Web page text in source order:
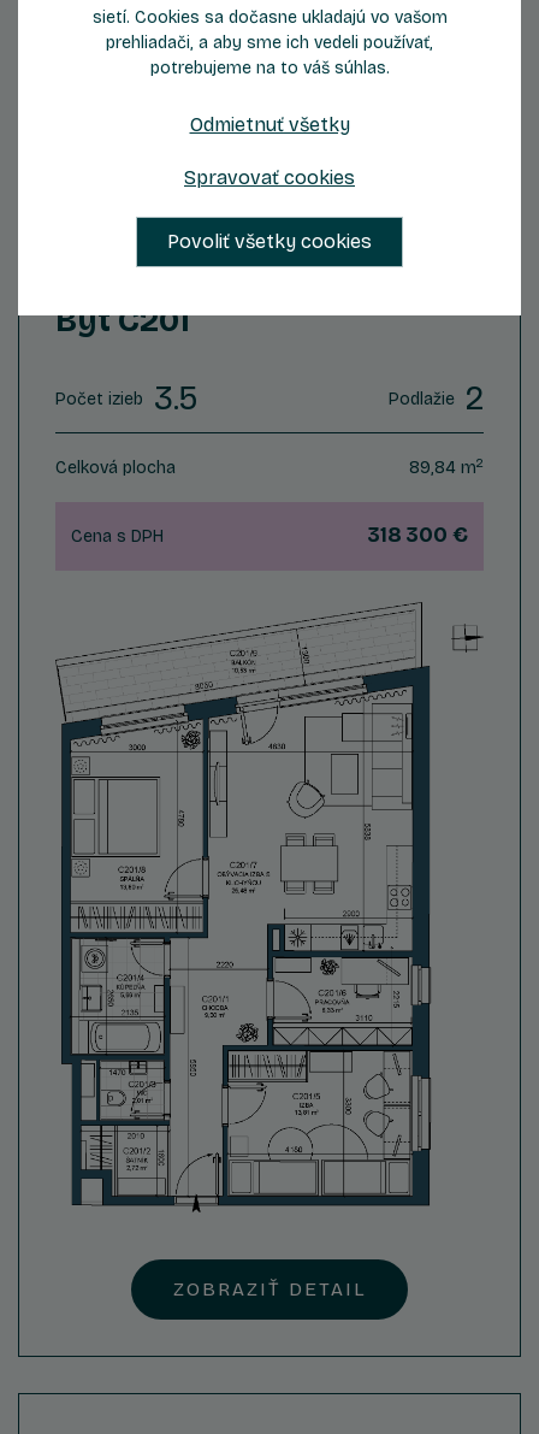
Byt C201
Počet izieb 3.5 Podlažie 2
Celková plocha 89,84 m2
Cena s DPH 318 300 €
ZOBRAZIŤ DETAIL
sietí. Cookies sa dočasne ukladajú vo vašom
prehliadači, a aby sme ich vedeli používať,
potrebujeme na to váš súhlas.
Odmietnuť všetky
Spravovať cookies
Povoliť všetky cookies